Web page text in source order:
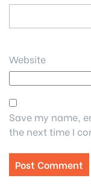
Website
Save my name,
the next time I